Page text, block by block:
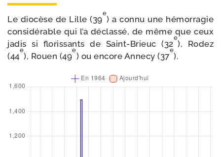
Le dio­cèse de Lille (39
e
) a connu une hémor­ra­gie
consi­dé­rable qui l’a déclas­sé, de même que ceux
jadis si flo­ris­sants de Saint-​Brieuc (32
e
), Rodez
(44
e
), Rouen (49
e
) ou encore Annecy (37
e
).